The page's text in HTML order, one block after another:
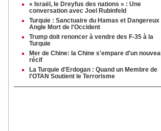
« Israël, le Dreyfus des nations » : Une
conversation avec Joel Rubinfeld
Turquie : Sanctuaire du Hamas et Dangereux
Angle Mort de l'Occident
Trump doit renoncer à vendre des F-35 à la
Turquie
Mer de Chine: la Chine s'empare d'un
récif
La Turquie d'Erdogan : Quand un Membre de
l'OTAN Soutient le Terrorisme